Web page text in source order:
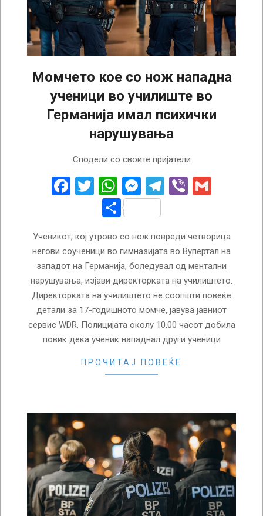
Момчето кое со нож нападна
ученици во училиште во
Германија имал психички
нарушувања
Сподели со своите пријатели
Facebook
Twitter
WhatsApp
Messenger
Telegram
Viber
Share
Ученикот, кој утрово со нож повреди четворица
негови соученици во гимназијата во Вупертал на
западот на Германија, боледувал од ментални
нарушувања, изјави директорката на училиштето.
Директорката на училиштето не соопшти повеќе
детали за 17-годишното момче, јавува јавниот
сервис WDR. Полицијата околу 10.00 часот добила
повик дека ученик нападнал други ученици
ПРОЧИТАЈ ПОВЕЌЕ